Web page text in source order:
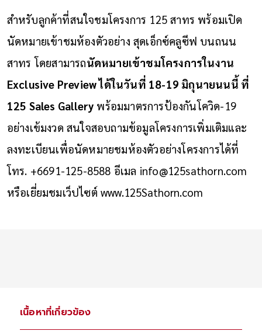
สำหรับลูกค้าที่สนใจชมโครงการ 125 สาทร พร้อมเปิด
นัดหมายเข้าชมห้องตัวอย่าง สุดเอ็กซ์คลูซีฟ บนถนน
สาทร โดยสามารถนัดหมายเข้าชมโครงการในงาน
Exclusive Preview ได้ในวันที่ 18-19 มิถุนายนนนี้ ที่
125 Sales Gallery พร้อมมาตรการป้องกันโควิด-19
อย่างเข้มงวด สนใจสอบถามข้อมูลโครงการเพิ่มเติมและ
ลงทะเบียนเพื่อนัดหมายชมห้องตัวอย่างโครงการได้ที่
โทร. +6691-125-8588 อีเมล info@125sathorn.com
หรือเยี่ยมชมเว็ปไซต์www.125Sathorn.com
เนื้อหาที่เกี่ยวข้อง